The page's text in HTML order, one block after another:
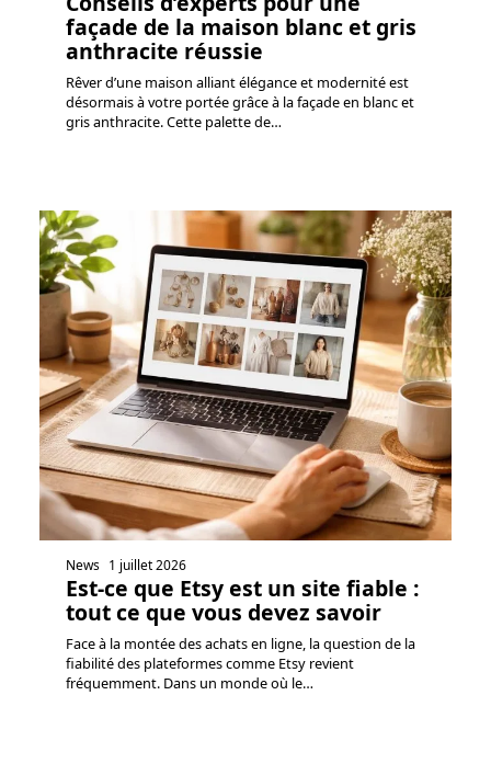
façade de la maison blanc et gris
anthracite réussie
Rêver d’une maison alliant élégance et modernité est
désormais à votre portée grâce à la façade en blanc et
gris anthracite. Cette palette de…
News 1 juillet 2026
Est-ce que Etsy est un site fiable :
tout ce que vous devez savoir
Face à la montée des achats en ligne, la question de la
fiabilité des plateformes comme Etsy revient
fréquemment. Dans un monde où le…